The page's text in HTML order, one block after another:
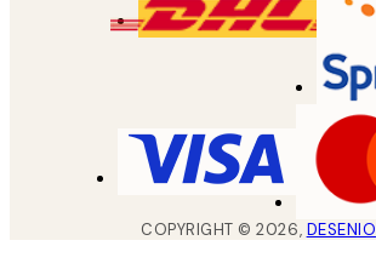
COPYRIGHT ©2026, DESENIO